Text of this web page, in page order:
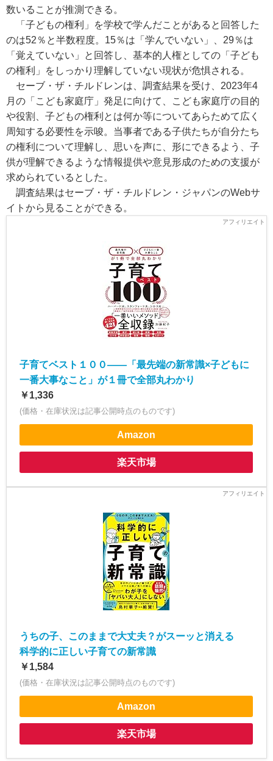
数いることが推測できる。
「子どもの権利」を学校で学んだことがあると回答した
のは52％と半数程度。15％は「学んでいない」、29％は
「覚えていない」と回答し、基本的人権としての「子ども
の権利」をしっかり理解していない現状が危惧される。
セーブ・ザ・チルドレンは、調査結果を受け、2023年4
月の「こども家庭庁」発足に向けて、こども家庭庁の目的
や役割、子どもの権利とは何か等についてあらためて広く
周知する必要性を示唆。当事者である子供たちが自分たち
の権利について理解し、思いを声に、形にできるよう、子
供が理解できるような情報提供や意見形成のための支援が
求められているとした。
調査結果はセーブ・ザ・チルドレン・ジャパンのWebサ
イトから見ることができる。
子育てベスト１００――「最先端の新常識×子どもに
一番大事なこと」が１冊で全部丸わかり
￥1,336
(価格・在庫状況は記事公開時点のものです)
Amazon
楽天市場
うちの子、このままで大丈夫？がスーッと消える
科学的に正しい子育ての新常識
￥1,584
(価格・在庫状況は記事公開時点のものです)
Amazon
楽天市場